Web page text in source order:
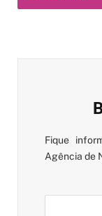
Fique
Agência de